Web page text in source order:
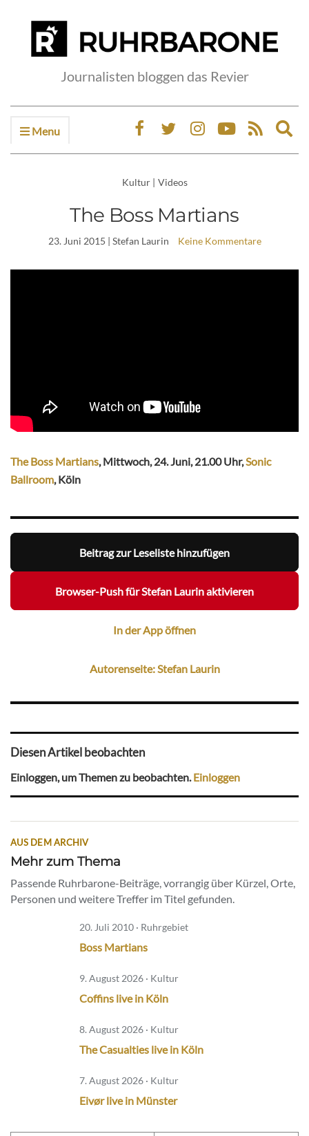
Journalisten bloggen das Revier
Menu
Kultur | Videos
The Boss Martians
23. Juni 2015 | Stefan Laurin Keine Kommentare
The Boss Martians, Mittwoch, 24. Juni, 21.00 Uhr,Sonic
Ballroom, Köln
Beitrag zur Leseliste hinzufügen
Browser-Push für Stefan Laurin aktivieren
In der App öffnen
Autorenseite: Stefan Laurin
Diesen Artikel beobachten
Einloggen, um Themen zu beobachten. Einloggen
AUS DEM ARCHIV
Mehr zum Thema
Passende Ruhrbarone-Beiträge, vorrangig über Kürzel, Orte,
Personen und weitere Treffer im Titel gefunden.
20. Juli 2010 · Ruhrgebiet
Boss Martians
9. August 2026 · Kultur
Coffins live in Köln
8. August 2026 · Kultur
The Casualties live in Köln
7. August 2026 · Kultur
Eivør live in Münster